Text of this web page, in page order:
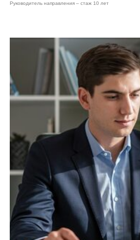
Руководитель направления – стаж 10 лет